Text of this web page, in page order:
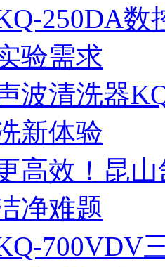
250DA
验需求
波清洗器
新体验
高效！昆
净难题
700VDV